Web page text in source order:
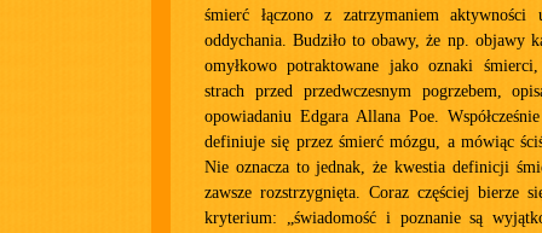
śmierć łączono z zatrzymaniem aktywności
oddychania. Budziło to obawy, że np. objawy
omyłkowo potraktowane jako oznaki
strach przed przedwczesnym pogrzebem,
opowiadaniu Edgara Allana Poe.
definiuje się przez śmierć mózgu, a mówiąc
Nie oznacza to jednak, że kwestia definicji
zawsze rozstrzygnięta. Coraz częściej bierze
kryterium: „świadomość i poznanie są